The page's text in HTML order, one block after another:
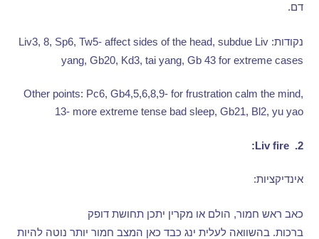
דם.
נקודות : Liv3, 8, Sp6, Tw5- affect sides of the head, subdue Liv
yang, Gb20, Kd3, tai yang, Gb 43 for extreme cases
Other points: Pc6, Gb4,5,6,8,9- for frustration calm the mind,
13- more extreme tense bad sleep, Gb21, Bl2, yu yao
2.
Liv fire:
אינדיקציות:
כאב ראש חמור, הולם או מקרין יתכן תחושת דופק
ברכות. בהשוואה לעלית ינג כבד כאן המצב חמור יותר נוטה להיות